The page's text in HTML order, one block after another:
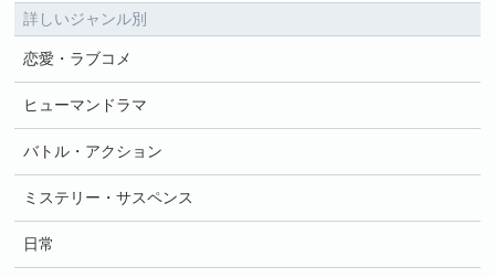
詳しいジャンル別
恋愛・ラブコメ
ヒューマンドラマ
バトル・アクション
ミステリー・サスペンス
日常